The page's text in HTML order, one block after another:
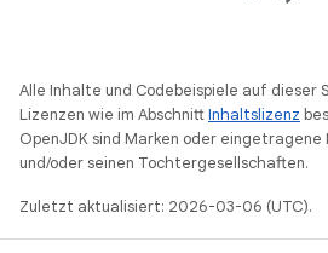
Alle Inhalte und Codebeispiele auf dieser
Lizenzen wie im AbschnittInhaltslizenz
OpenJDK sind Marken oder eingetragene
und/oder seinen Tochtergesellschaften.
Zuletzt aktualisiert: 2026-03-06 (UTC).